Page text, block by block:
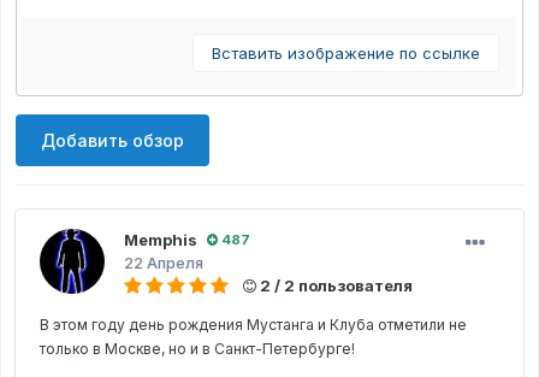
Вставить изображение по ссылке
Добавить обзор
Memphis 487
22 Апреля
2 / 2 пользователя
В этом году день рождения Мустанга и Клуба отметили не
только в Москве, но и в Санкт-Петербурге!